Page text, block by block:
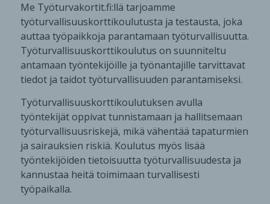
Me Työturvakortit.fi:llä tarjoamme
työturvallisuuskorttikoulutusta ja testausta, joka
auttaa työpaikkoja parantamaan työturvallisuutta.
Työturvallisuuskorttikoulutus on suunniteltu
antamaan työntekijöille ja työnantajille tarvittavat
tiedot ja taidot työturvallisuuden parantamiseksi.
Työturvallisuuskorttikoulutuksen avulla
työntekijät oppivat tunnistamaan ja hallitsemaan
työturvallisuusriskejä, mikä vähentää tapaturmien
ja sairauksien riskiä. Koulutus myös lisää
työntekijöiden tietoisuutta työturvallisuudesta ja
kannustaa heitä toimimaan turvallisesti
työpaikalla.